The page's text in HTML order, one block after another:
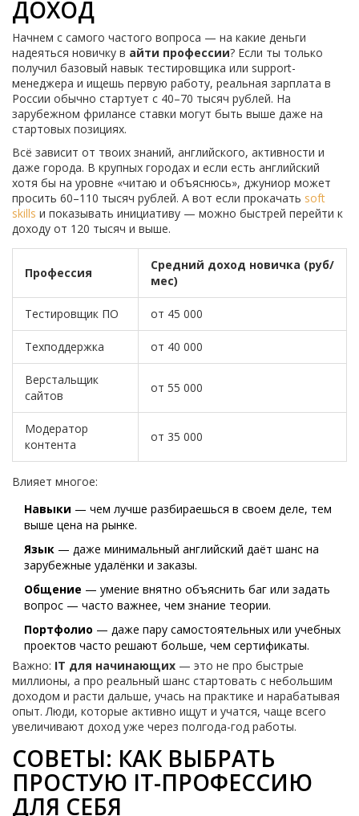
ДОХОД
Начнем с самого частого вопроса — на какие деньги
надеяться новичку в айти профессии? Если ты только
получил базовый навык тестировщика или support-
менеджера и ищешь первую работу, реальная зарплата в
России обычно стартует с 40–70 тысяч рублей. На
зарубежном фрилансе ставки могут быть выше даже на
стартовых позициях.
Всё зависит от твоих знаний, английского, активности и
даже города. В крупных городах и если есть английский
хотя бы на уровне «читаю и объяснюсь», джуниор может
просить 60–110 тысяч рублей. А вот если прокачать soft
skills и показывать инициативу — можно быстрей перейти к
доходу от 120 тысяч и выше.
Профессия
Средний доход новичка (руб/
мес)
Тестировщик ПО от 45 000
Техподдержка от 40 000
Верстальщик
сайтов
от 55 000
Модератор
контента
от 35 000
Влияет многое:
Навыки — чем лучше разбираешься в своем деле, тем
выше цена на рынке.
Язык — даже минимальный английский даёт шанс на
зарубежные удалёнки и заказы.
Общение — умение внятно объяснить баг или задать
вопрос — часто важнее, чем знание теории.
Портфолио — даже пару самостоятельных или учебных
проектов часто решают больше, чем сертификаты.
Важно: IT для начинающих — это не про быстрые
миллионы, а про реальный шанс стартовать с небольшим
доходом и расти дальше, учась на практике и нарабатывая
опыт. Люди, которые активно ищут и учатся, чаще всего
увеличивают доход уже через полгода-год работы.
СОВЕТЫ: КАК ВЫБРАТЬ
ПРОСТУЮ IT-ПРОФЕССИЮ
ДЛЯ СЕБЯ